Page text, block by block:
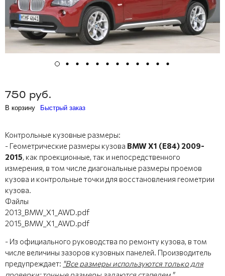
750 руб.
В корзину Быстрый заказ
Контрольные кузовные размеры:
- Геометрические размеры кузова BMW X1 (E84) 2009-
2015, как проекционные, так и непосредственного
измерения, в том числе диагональные размеры проемов
кузова и контрольные точки для восстановления геометрии
кузова.
Файлы
2013_BMW_X1_AWD.pdf
2015_BMW_X1_AWD.pdf
- Из официального руководства по ремонту кузова, в том
числе величины зазоров кузовных панелей. Производитель
предупреждает: "Все размеры используются только для